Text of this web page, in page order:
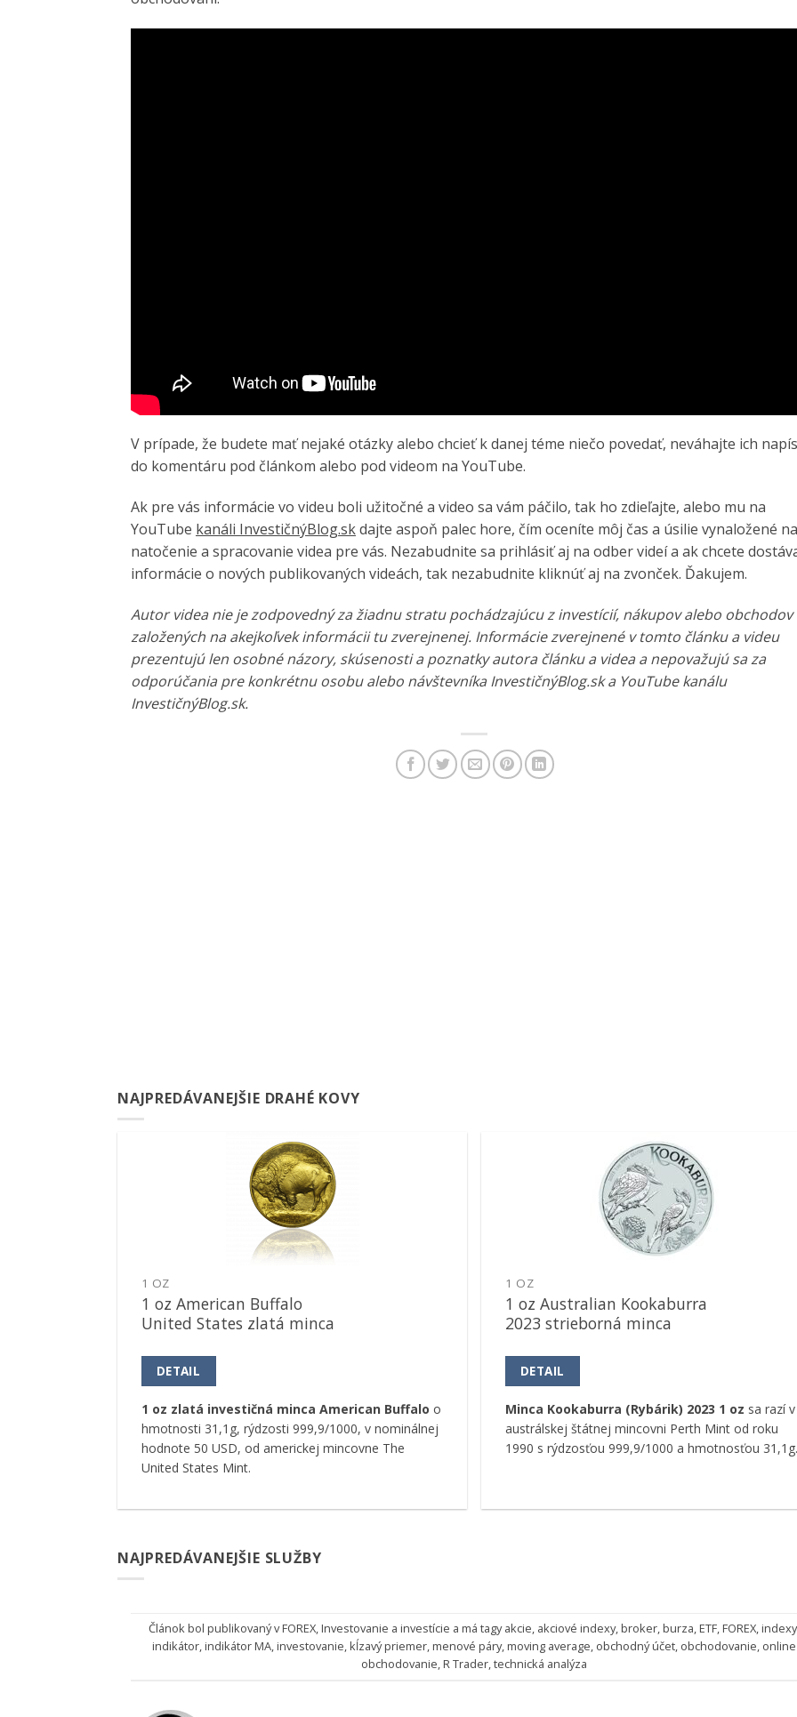
V prípade, že budete mať nejaké otázky alebo chcieť k danej téme niečo povedať, neváhajte ich
do komentáru pod článkom alebo pod videom na YouTube.
Ak pre vás informácie vo videu boli užitočné a video sa vám páčilo, tak ho zdieľajte, alebo mu na
YouTube kanáli InvestičnýBlog.skdajte aspoň palec hore, čím oceníte môj čas a úsilie vynaložené na
natočenie a spracovanie videa pre vás. Nezabudnite sa prihlásiť aj na odber videí a ak chcete
informácie o nových publikovaných videách, tak nezabudnite kliknúť aj na zvonček. Ďakujem.
Autor videa nie je zodpovedný za žiadnu stratu pochádzajúcu z investícií, nákupov alebo obchodov
založených na akejkoľvek informácii tu zverejnenej. Informácie zverejnené v tomto článku a videu
prezentujú len osobné názory, skúsenosti a poznatky autora článku a videa a nepovažujú sa za
odporúčania pre konkrétnu osobu alebo návštevníka InvestičnýBlog.sk a YouTube kanálu
InvestičnýBlog.sk.
NAJPREDÁVANEJŠIE DRAHÉ KOVY
Pridať k
obľúbeným
1 OZ
1 oz American Buffalo
United States zlatá minca
DETAIL
1 oz zlatá investičná minca American Buffalo o
hmotnosti 31,1g, rýdzosti 999,9/1000, v nominálnej
hodnote 50 USD, od americkej mincovne The
United States Mint.
Pridať k
obľúbeným
1 OZ
1 oz Australian Kookaburra
2023 strieborná minca
DETAIL
Minca Kookaburra (Rybárik) 2023 1 oz sa razí v
austrálskej štátnej mincovni Perth Mint od roku
1990 s rýdzosťou 999,9/1000 a hmotnosťou 31,1g.
NAJPREDÁVANEJŠIE SLUŽBY
Článok bol publikovaný vFOREX,Investovanie a investície a má tagyakcie, akciové indexy,broker,burza,ETF,FOREX,indexy
indikátor,indikátor MA,investovanie,kĺzavý priemer,menové páry,moving average, obchodný účet, obchodovanie, online
obchodovanie,R Trader,technická analýza